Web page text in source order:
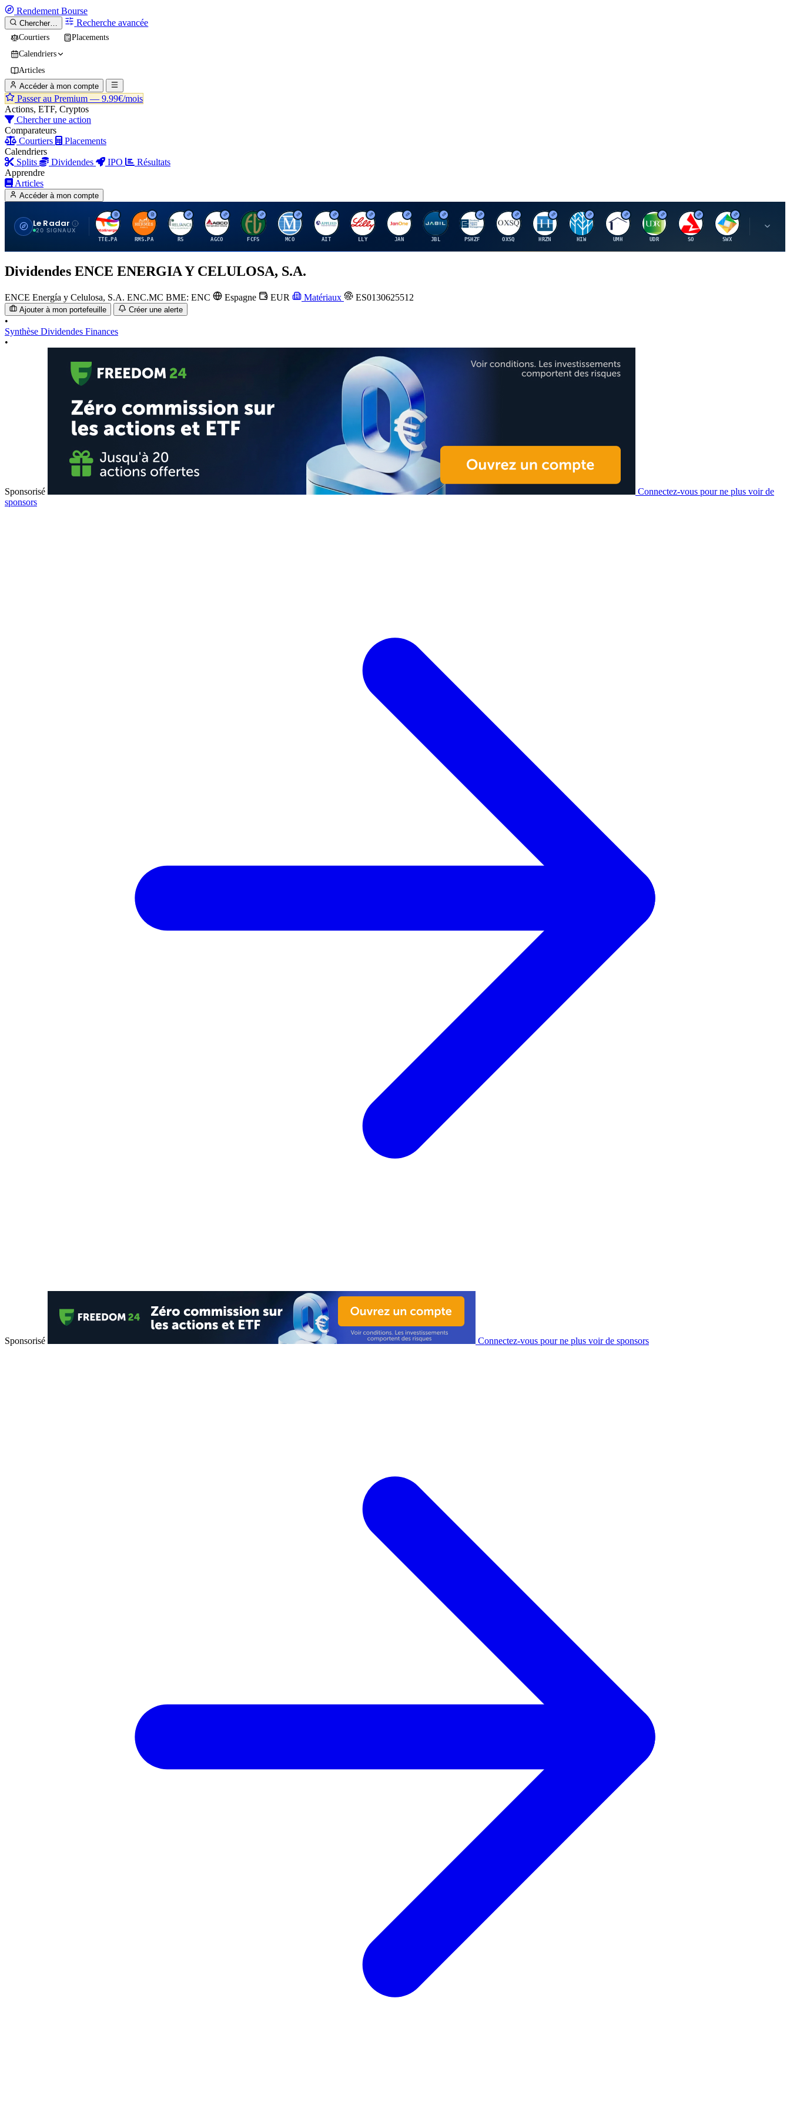
Rendement Bourse
Chercher… Recherche avancée
Courtiers
Placements
Calendriers
Articles
Accéder à mon compte
Passer au Premium — 9.99€/mois
Actions, ETF, Cryptos
Chercher une action
Comparateurs
Courtiers
Placements
Calendriers
Splits
Dividendes IPO
Résultats
Apprendre
Articles
Accéder à mon compte
Le Radar
20 SIGNAUX
T
TTE.PA
H
RMS.PA
R
RS
A
AGCO
F
FCFS
M
MCO
A
AIT
E
LLY
J
JAN
J
JBL
P
PSHZF
O
OXSQ
H
HRZN
H
HIW
U
UMH
U
UDR
S
SO
S
SWX
S
Dividendes ENCE ENERGIA Y CELULOSA, S.A.
ENCE Energía y Celulosa, S.A. ENC.MC BME: ENC Espagne EUR Matériaux ES0130625512
Ajouter à mon portefeuille Créer une alerte
•
Synthèse Dividendes Finances
•
Sponsorisé
Connectez-vous pour ne plus voir de
sponsors
Sponsorisé Connectez-vous pour ne plus voir de sponsors